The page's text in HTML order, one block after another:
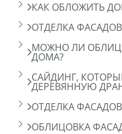
КАК ОБЛОЖИТЬ
ОТДЕЛКА
МОЖНО ЛИ
ДОМА?
САЙДИНГ,
ДЕРЕВЯННУЮ
ОТДЕЛКА
ОБЛИЦОВКА